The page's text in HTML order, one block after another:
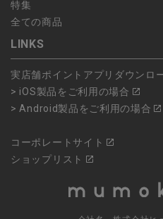
特集
全ての商品
LINKS
実店舗ポイントアプリダウンロ
> iOS製品をご利用の場合
> Android製品をご利用の場合
コーポレートサイト
ショップリスト